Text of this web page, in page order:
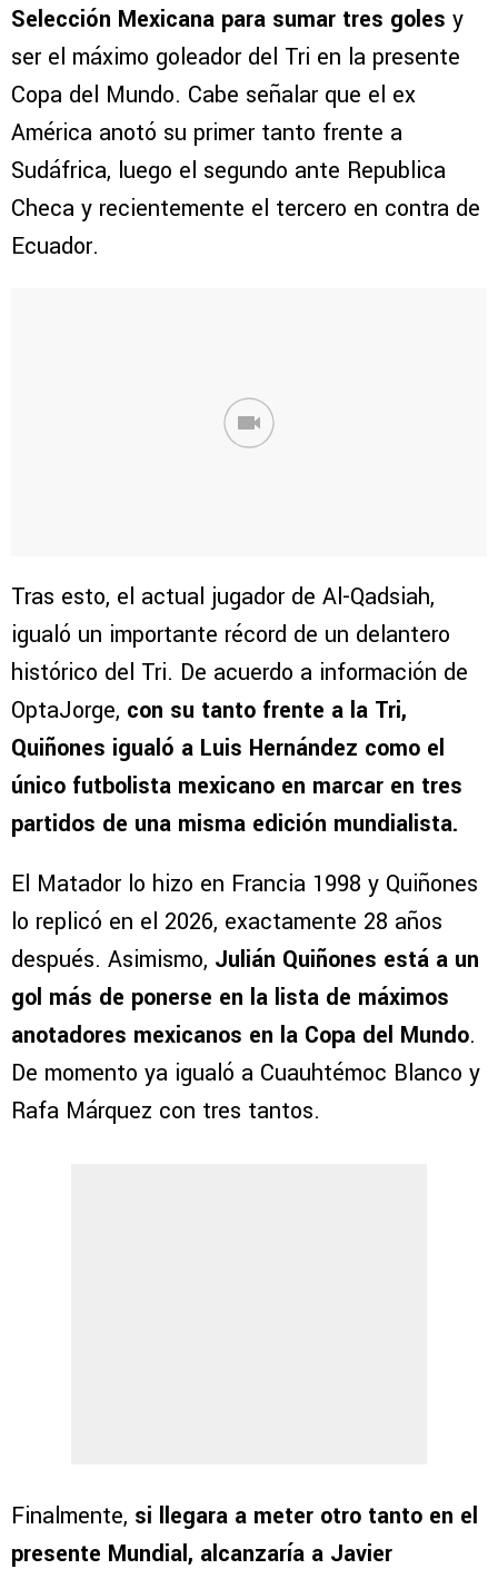
Selección Mexicana para sumar tres goles y
ser el máximo goleador del Tri en la presente
Copa del Mundo. Cabe señalar que el ex
América anotó su primer tanto frente a
Sudáfrica, luego el segundo ante Republica
Checa y recientemente el tercero en contra de
Ecuador.
Tras esto, el actual jugador de Al-Qadsiah,
igualó un importante récord de un delantero
histórico del Tri. De acuerdo a información de
OptaJorge, con su tanto frente a la Tri,
Quiñones igualó a Luis Hernández como el
único futbolista mexicano en marcar en tres
partidos de una misma edición mundialista.
El Matador lo hizo en Francia 1998 y Quiñones
lo replicó en el 2026, exactamente 28 años
después. Asimismo, Julián Quiñones está a un
gol más de ponerse en la lista de máximos
anotadores mexicanos en la Copa del Mundo.
De momento ya igualó a Cuauhtémoc Blanco y
Rafa Márquez con tres tantos.
Finalmente, si llegara a meter otro tanto en el
presente Mundial, alcanzaría a Javier